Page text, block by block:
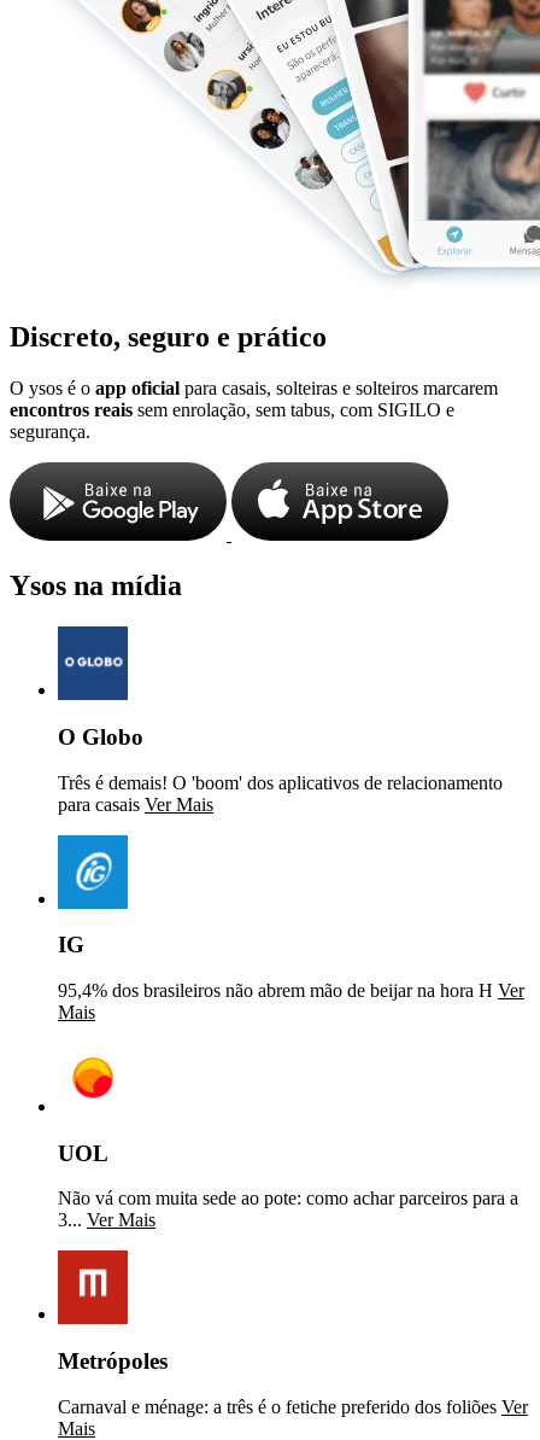
Discreto, seguro e prático
O ysos é o app oficial para casais, solteiras e solteiros marcarem
encontros reais sem enrolação, sem tabus, com SIGILO e
segurança.
Ysos na mídia
O Globo
Três é demais! O 'boom' dos aplicativos de relacionamento
para casais Ver Mais
IG
95,4% dos brasileiros não abrem mão de beijar na hora H Ver
Mais
UOL
Não vá com muita sede ao pote: como achar parceiros para a
3... Ver Mais
Metrópoles
Carnaval e ménage: a três é o fetiche preferido dos foliões Ver
Mais